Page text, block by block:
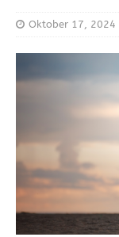
Oktober 17, 2024